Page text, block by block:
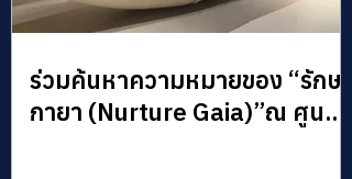
ร่วมค้นหาความหมายของ “รักษา
กายา (Nurture Gaia)”ณ ศูนย์